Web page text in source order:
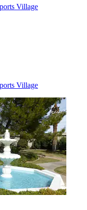
Village
Village